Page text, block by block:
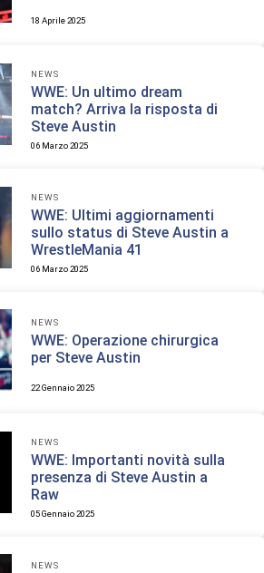
18 Aprile 2025
NEWS
WWE: Un ultimo dream
match? Arriva la risposta di
Steve Austin
06 Marzo 2025
NEWS
WWE: Ultimi aggiornamenti
sullo status di Steve Austin a
WrestleMania 41
06 Marzo 2025
NEWS
WWE: Operazione chirurgica
per Steve Austin
22 Gennaio 2025
NEWS
WWE: Importanti novità sulla
presenza di Steve Austin a
Raw
05 Gennaio 2025
NEWS